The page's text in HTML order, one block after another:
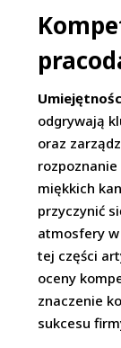
odgrywają
oraz
miękkich
przyczynić
atmosfery
tej części
oceny
znaczenie
sukcesu